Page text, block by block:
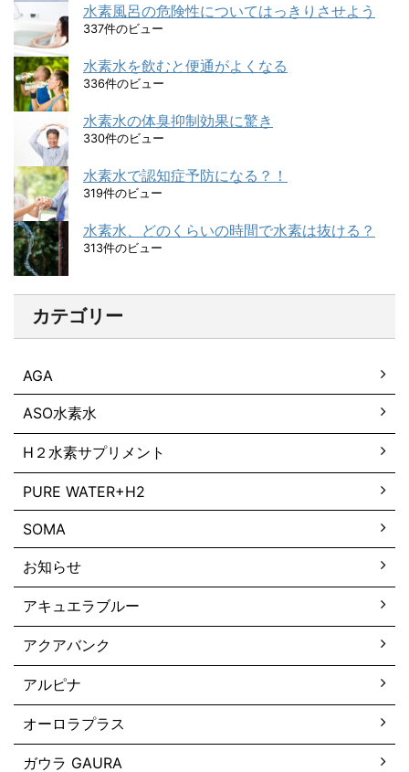
水素風呂の危険性についてはっきりさせよう
337件のビュー
水素水を飲むと便通がよくなる
336件のビュー
水素水の体臭抑制効果に驚き
330件のビュー
水素水で認知症予防になる？！
319件のビュー
水素水、どのくらいの時間で水素は抜ける？
313件のビュー
カテゴリー
AGA
ASO水素水
H２水素サプリメント
PURE WATER+H2
SOMA
お知らせ
アキュエラブルー
アクアバンク
アルピナ
オーロラプラス
ガウラ GAURA